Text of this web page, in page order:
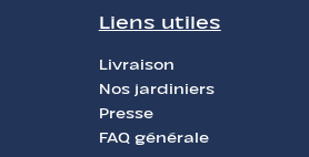
Liens utiles
Livraison
Nos jardiniers
Presse
FAQ générale